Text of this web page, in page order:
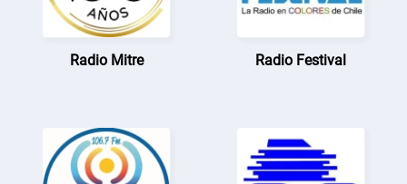
Radio Mitre Radio Festival